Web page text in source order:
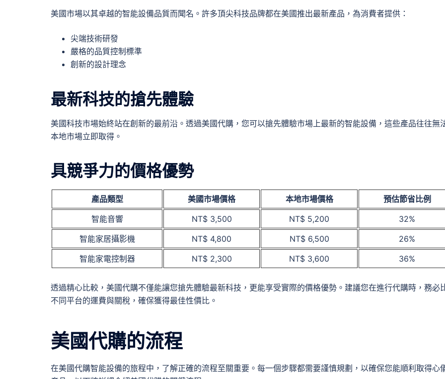
美國市場以其卓越的智能設備品質而聞名。許多頂尖科技品牌都在美國推出最新產品，為消費者提供：
尖端技術研發
嚴格的品質控制標準
創新的設計理念
最新科技的搶先體驗
美國科技市場始終站在創新的最前沿。透過美國代購，您可以搶先體驗市場上最新的智能設備，這些產品往往無
本地市場立即取得。
具競爭力的價格優勢
產品類型 美國市場價格 本地市場價格
預估節省比例
智能音響
NT$ 3,500 NT$ 5,200
32%
智能家居攝影機
NT$ 4,800 NT$ 6,500
26%
智能家電控制器
NT$ 2,300 NT$ 3,600 36%
透過精心比較，美國代購不僅能讓您搶先體驗最新科技，更能享受實際的價格優勢。建議您在進行代購時，務必
不同平台的運費與關稅，確保獲得最佳性價比。
美國代購的流程
在美國代購智能設備的旅程中，了解正確的流程至關重要。每一個步驟都需要謹慎規劃，以確保您能順利取得心